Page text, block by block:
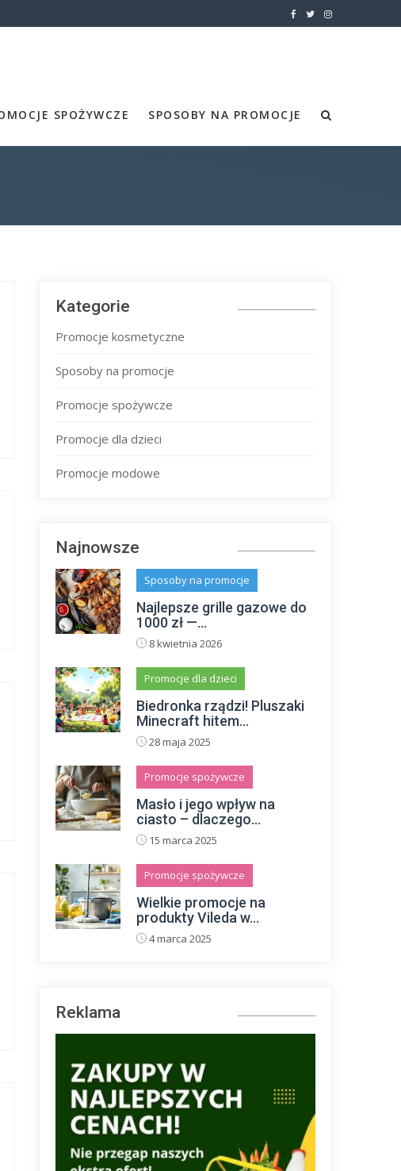
SPOŻYWCZE SPOSOBY NA PROMOCJE
Kategorie
Promocje kosmetyczne
Sposoby na promocje
Promocje spożywcze
Promocje dla dzieci
Promocje modowe
Najnowsze
Sposoby na promocje
Najlepsze grille gazowe do
1000 zł —...
8 kwietnia 2026
Promocje dla dzieci
Biedronka rządzi! Pluszaki
Minecraft hitem...
28 maja 2025
Promocje spożywcze
Masło i jego wpływ na
ciasto – dlaczego...
15 marca 2025
Promocje spożywcze
Wielkie promocje na
produkty Vileda w...
4 marca 2025
Reklama